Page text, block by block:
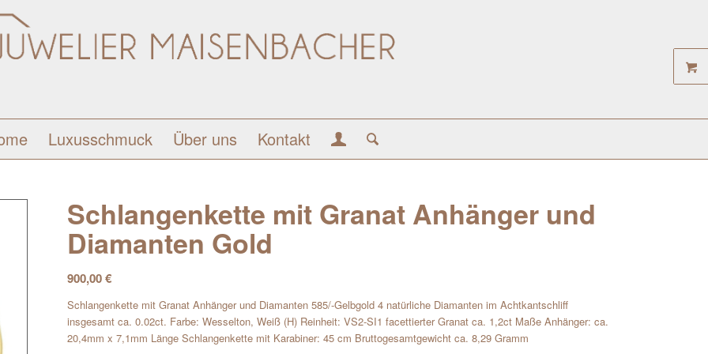
Luxusschmuck Über uns Kontakt
Schlangenkette mit Granat Anhänger und
Diamanten Gold
900,00€
Schlangenkette mit Granat Anhänger und Diamanten 585/-Gelbgold 4 natürliche Diamanten im Achtkantschliff
insgesamt ca. 0.02ct. Farbe: Wesselton, Weiß (H) Reinheit: VS2-SI1 facettierter Granat ca. 1,2ct Maße Anhänger: ca.
20,4mm x 7,1mm Länge Schlangenkette mit Karabiner: 45 cm Bruttogesamtgewicht ca. 8,29 Gramm